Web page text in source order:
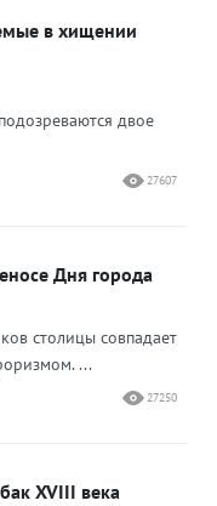
в хищении
двое
27607
Дня города
столицы совпадает
...
27250
XVIII века